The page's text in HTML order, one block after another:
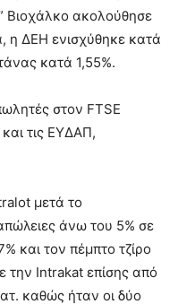
Βιοχάλκο ακολούθησε
η ΔΕΗ ενισχύθηκε κατά
κατά 1,55%.
στον FTSE
τις ΕΥΔΑΠ,
μετά το
άνω του 5% σε
και τον πέμπτο τζίρο
την Intrakat επίσης από
καθώς ήταν οι δύο